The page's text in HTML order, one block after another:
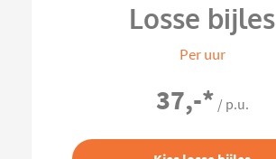
Losse bijles
Per uur
37,-* / p.u.